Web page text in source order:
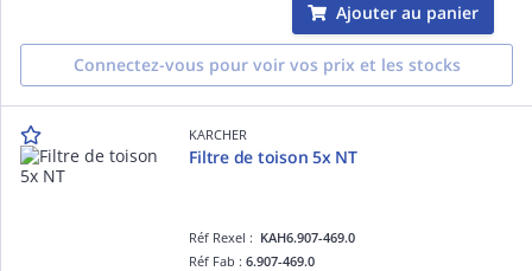
Ajouter au panier
Connectez-vous pour voir vos prix et les stocks
KARCHER
Filtre de toison 5x NT
Réf Rexel : KAH6.907-469.0
Réf Fab :6.907-469.0